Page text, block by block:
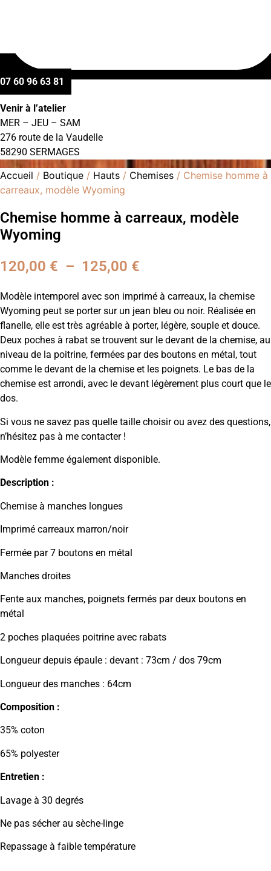
07 60 96 63 81
Venir à l’atelier
MER – JEU – SAM
276 route de la Vaudelle
58290 SERMAGES
Accueil / Boutique / Hauts / Chemises / Chemise homme à
carreaux, modèle Wyoming
Chemise homme à carreaux, modèle
Wyoming
120,00 € – 125,00 €
de
prix :
120,00 €
à
125,00 €
Modèle intemporel avec son imprimé à carreaux, la chemise
Wyoming peut se porter sur un jean bleu ou noir. Réalisée en
flanelle, elle est très agréable à porter, légère, souple et douce.
Deux poches à rabat se trouvent sur le devant de la chemise, au
niveau de la poitrine, fermées par des boutons en métal, tout
comme le devant de la chemise et les poignets. Le bas de la
chemise est arrondi, avec le devant légèrement plus court que le
dos.
Si vous ne savez pas quelle taille choisir ou avez des questions,
n’hésitez pas à me contacter !
Modèle femme également disponible.
Description :
Chemise à manches longues
Imprimé carreaux marron/noir
Fermée par 7 boutons en métal
Manches droites
Fente aux manches, poignets fermés par deux boutons en
métal
2 poches plaquées poitrine avec rabats
Longueur depuis épaule : devant : 73cm / dos 79cm
Longueur des manches : 64cm
Composition :
35% coton
65% polyester
Entretien :
Lavage à 30 degrés
Ne pas sécher au sèche-linge
Repassage à faible température